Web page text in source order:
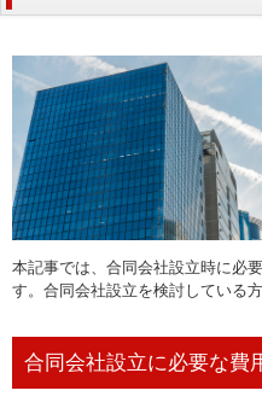
本記事では、合同会社設立時に必
す。合同会社設立を検討している
合同会社設立に必要な費